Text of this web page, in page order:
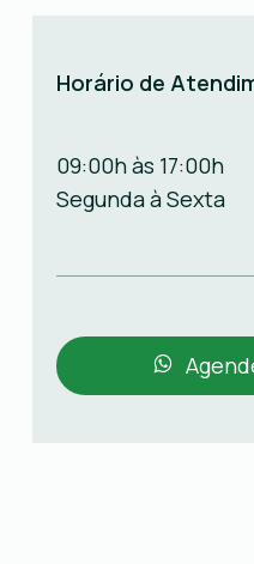
Horário de
09:00h às 17:00h
Segunda à Sexta